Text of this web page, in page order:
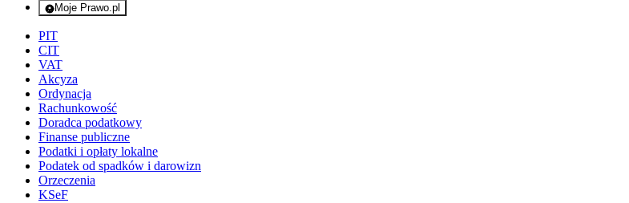
Moje Prawo.pl
- rejestracja i logowanie do serwisu
PIT
CIT
VAT
Akcyza
Ordynacja
Rachunkowość
Doradca podatkowy
Finanse publiczne
Podatki i opłaty lokalne
Podatek od spadków i darowizn
Orzeczenia
KSeF